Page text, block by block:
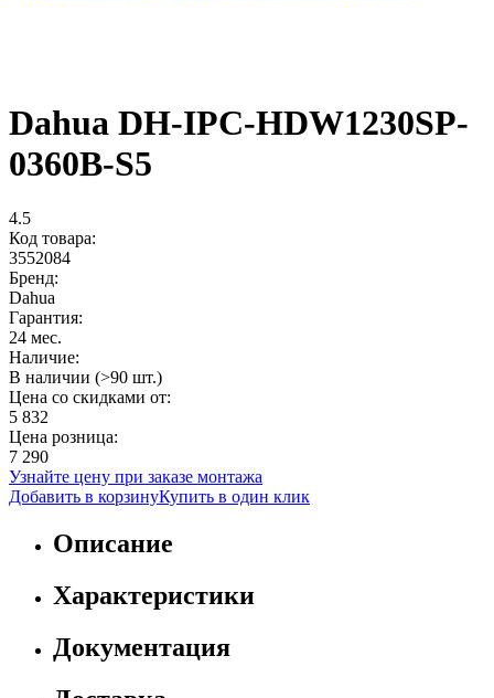
Dahua DH-IPC-HDW1230SP-
0360B-S5
4.5
Код товара:
3552084
Бренд:
Dahua
Гарантия:
24 мес.
Наличие:
В наличии (>90 шт.)
Цена со скидками от:
5 832
Цена розница:
7 290
Узнайте цену при заказе монтажа
Добавить в корзинуКупить в один клик
Описание
Характеристики
Документация